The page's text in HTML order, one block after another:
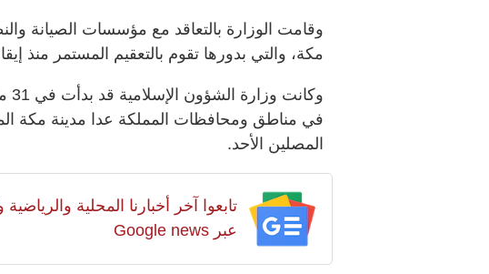
وقامت الوزارة بالتعاقد مع مؤسسات الصيانة
مكة، والتي بدورها تقوم بالتعقيم المستمر منذ
في مناطق ومحافظات المملكة عدا مدينة مكة
المصلين الأحد.
تابعوا آخر أخبارنا المحلية
عبر Google news